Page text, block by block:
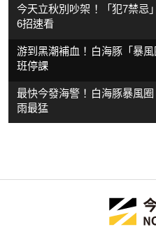
今天立秋別吵架！「犯7禁
6招速看
游到黑潮補血！白海豚「暴
班停課
最快今發海警！白海豚暴風
雨最猛